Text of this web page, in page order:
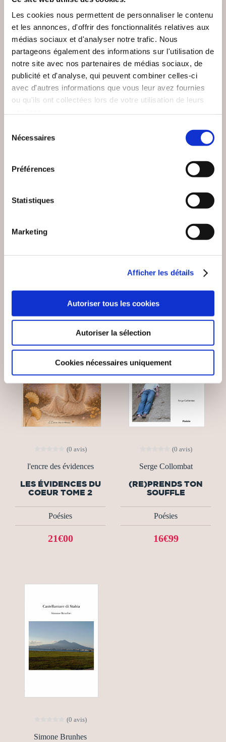
Les cookies nous permettent de personnaliser le contenu
et les annonces, d'offrir des fonctionnalités relatives aux
médias sociaux et d'analyser notre trafic. Nous
partageons également des informations sur l'utilisation de
notre site avec nos partenaires de médias sociaux, de
publicité et d'analyse, qui peuvent combiner celles-ci
avec d'autres informations que vous leur avez fournies
ou qu'ils ont collectées lors de votre utilisation de leurs
Nécessaires
Préférences
Statistiques
Marketing
Afficher les détails
Autoriser tous les cookies
Autoriser la sélection
Cookies nécessaires uniquement
NEW
(0 avis)
Simon-Adjid Pesenti
10€00
(0 avis)
l'encre des évidences
LES ÉVIDENCES DU
COEUR TOME 2
Poésies
21€00
(0 avis)
Serge Collombat
(RE)PRENDS TON
SOUFFLE
Poésies
16€99
(0 avis)
Simone Brunhes